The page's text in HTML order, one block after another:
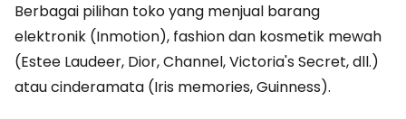
Berbagai pilihan toko yang menjual barang
elektronik (Inmotion), fashion dan kosmetik mewah
(Estee Laudeer, Dior, Channel, Victoria's Secret, dll.)
atau cinderamata (Iris memories, Guinness).